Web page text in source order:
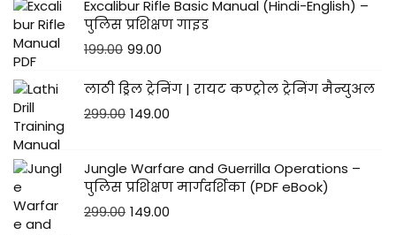
Excalibur Rifle Basic Manual (Hindi-English) –
पुलिस प्रशिक्षण गाइड
199.00 99.00
लाठी ड्रिल ट्रेनिंग | रायट कण्ट्रोल ट्रेनिंग मैन्युअल
299.00 149.00
Jungle Warfare and Guerrilla Operations –
पुलिस प्रशिक्षण मार्गदर्शिका (PDF eBook)
299.00 149.00